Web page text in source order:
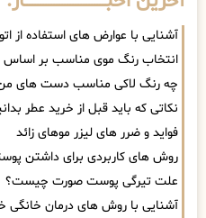
آشنایی با عوارض های استفاده از
انتخاب رنگ موی مناسب بر اساس
چه رنگ لاکی مناسب دست های
نکاتی که باید قبل از خرید عطر
فواید و ضرر های لیزر موهای زائد
روش های کاربردی برای داشتن
علت تیرگی پوست صورت چیست؟
آشنایی با روش های درمان